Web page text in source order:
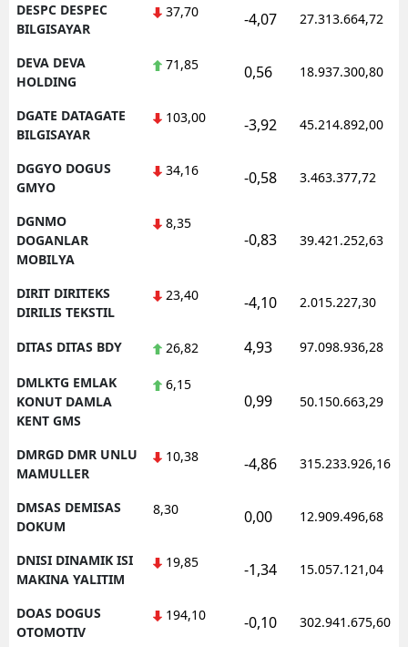
DESPC DESPEC
BILGISAYAR
37,70 -4,07 27.313.664,72
DEVA DEVA
HOLDING
71,85 0,56 18.937.300,80
DGATE DATAGATE
BILGISAYAR
103,00 -3,92 45.214.892,00
DGGYO DOGUS
GMYO
34,16 -0,58 3.463.377,72
DGNMO
DOGANLAR
MOBILYA
8,35
-0,83 39.421.252,63
DIRIT DIRITEKS
DIRILIS TEKSTIL
23,40 -4,10 2.015.227,30
DITAS DITAS BDY 26,82 4,93 97.098.936,28
DMLKTG EMLAK
KONUT DAMLA
KENT GMS
6,15
0,99 50.150.663,29
DMRGD DMR UNLU
MAMULLER
10,38 -4,86 315.233.926,16
DMSAS DEMISAS
DOKUM
8,30 0,00 12.909.496,68
DNISI DINAMIK ISI
MAKINA YALITIM
19,85 -1,34 15.057.121,04
DOAS DOGUS
OTOMOTIV
194,10 -0,10 302.941.675,60